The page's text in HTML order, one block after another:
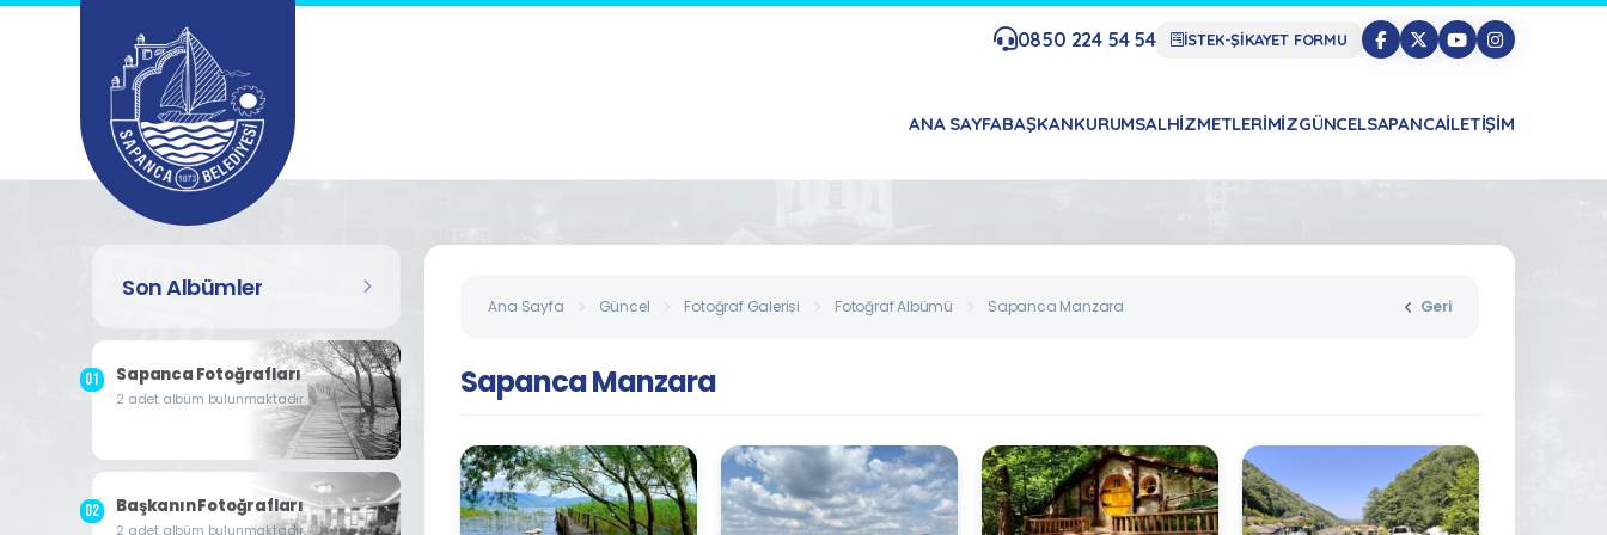
0850 224 54 54 İSTEK-ŞİKAYET FORMU
ANA SAYFABAŞKANKURUMSALHIZMETLERIMIZGÜNCELSAPANCAİLETIŞIM
Son Albümler
Sapanca Fotoğrafları
2 adet albüm bulunmaktadır.
Başkanın Fotoğrafları
2 adet albüm bulunmaktadır.
Ana Sayfa Güncel Fotoğraf Galerisi Fotoğraf Albümü Sapanca Manzara Geri
Sapanca Manzara